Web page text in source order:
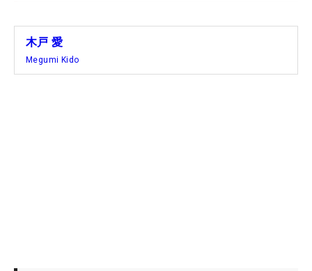
木戸 愛
Megumi Kido